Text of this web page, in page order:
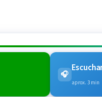
🎧
aprox. 3 min